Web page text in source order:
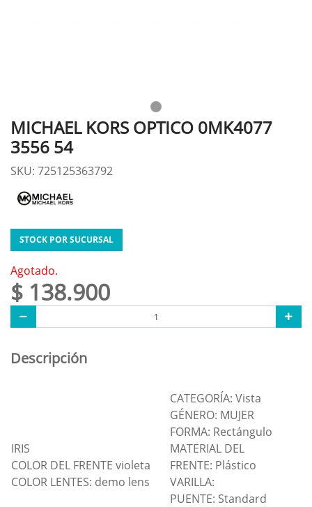
MICHAEL KORS OPTICO 0MK4077
3556 54
SKU: 725125363792
STOCK POR SUCURSAL
Agotado.
$ 138.900
Descripción
IRIS
COLOR DEL FRENTE violeta
COLOR LENTES: demo lens
CATEGORÍA: Vista
GÉNERO: MUJER
FORMA: Rectángulo
MATERIAL DEL
FRENTE: Plástico
VARILLA:
PUENTE: Standard